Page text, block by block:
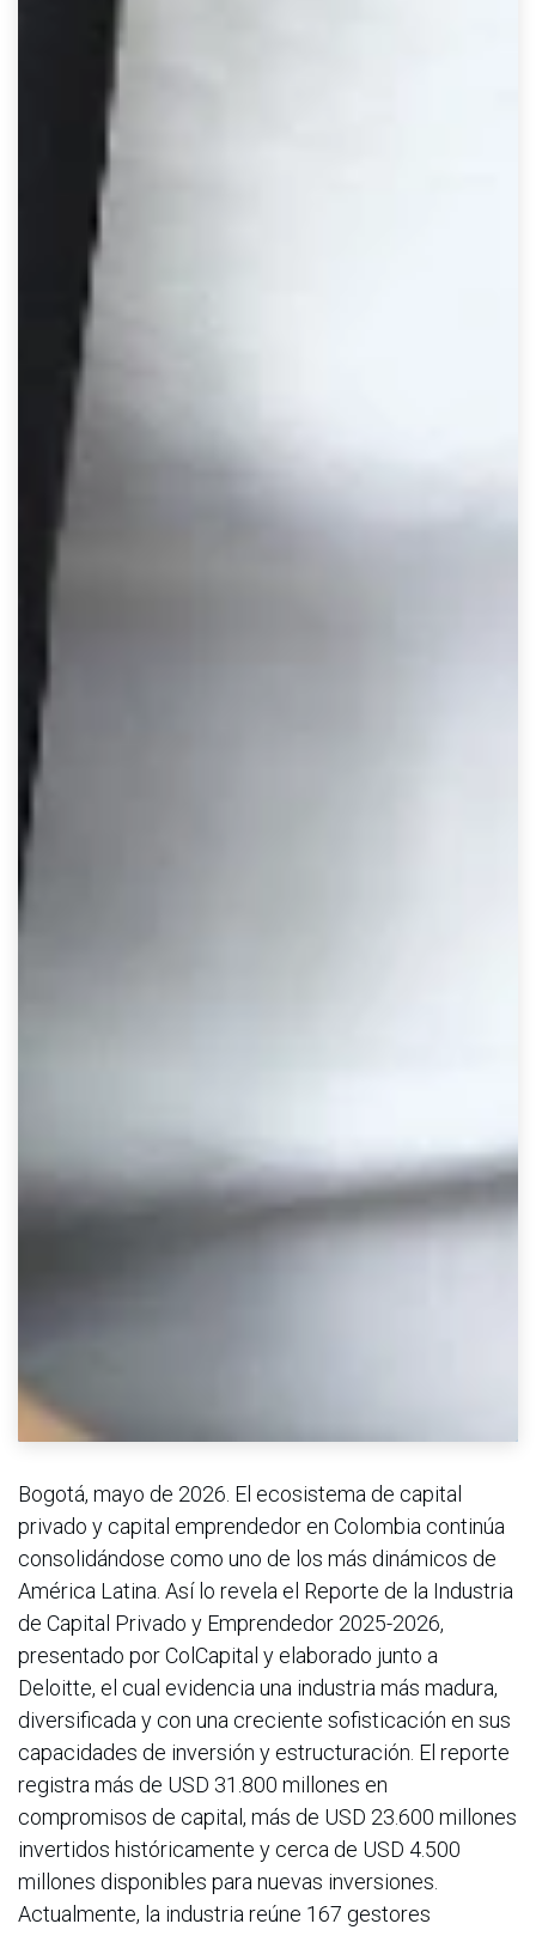
Bogotá, mayo de 2026. El ecosistema de capital
privado y capital emprendedor en Colombia continúa
consolidándose como uno de los más dinámicos de
América Latina. Así lo revela el Reporte de la Industria
de Capital Privado y Emprendedor 2025-2026,
presentado por ColCapital y elaborado junto a
Deloitte, el cual evidencia una industria más madura,
diversificada y con una creciente sofisticación en sus
capacidades de inversión y estructuración. El reporte
registra más de USD 31.800 millones en
compromisos de capital, más de USD 23.600 millones
invertidos históricamente y cerca de USD 4.500
millones disponibles para nuevas inversiones.
Actualmente, la industria reúne 167 gestores